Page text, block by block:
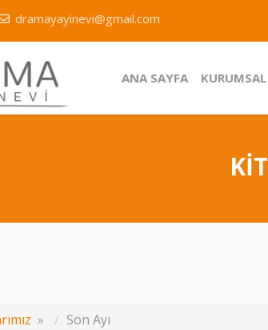
dramayayinevi@gmail.com
ANA SAYFA KURUMSAL
» Son Ayı